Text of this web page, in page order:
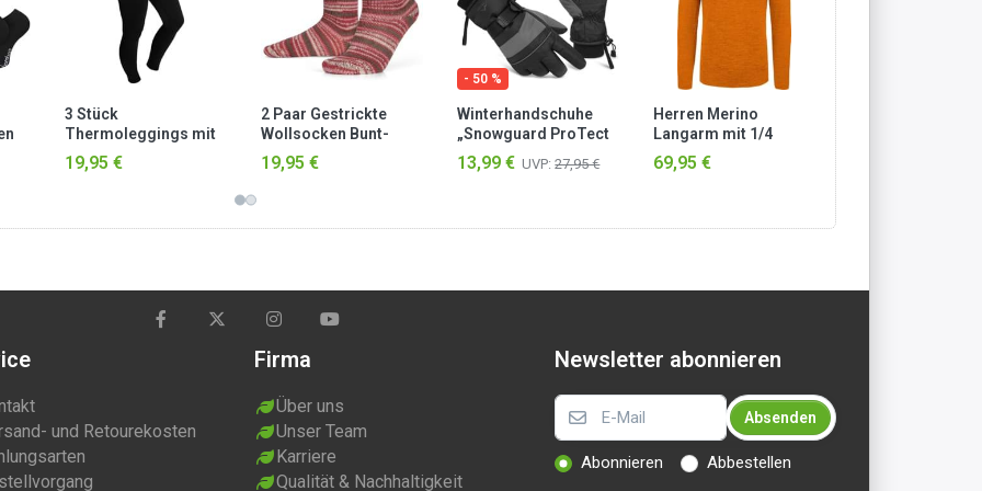
3 Stück
Thermoleggings mit
weichem Innenfleece
Schwarz
19,95 €
2 Paar Gestrickte
Wollsocken Bunt-
geringelt Rot
19,95 €
- 50 %
Winterhandschuhe
„Snowguard ProTect
II“ Grau
13,99 € UVP: 27,95 €
Herren Merino
Langarm mit 1/4
Zipper „Canberra“
Orange
69,95 €
und Retourekosten
Firma
Über uns
Unser Team
Karriere
Qualität & Nachhaltigkeit
Newsletter abonnieren
Absenden
Abonnieren Abbestellen